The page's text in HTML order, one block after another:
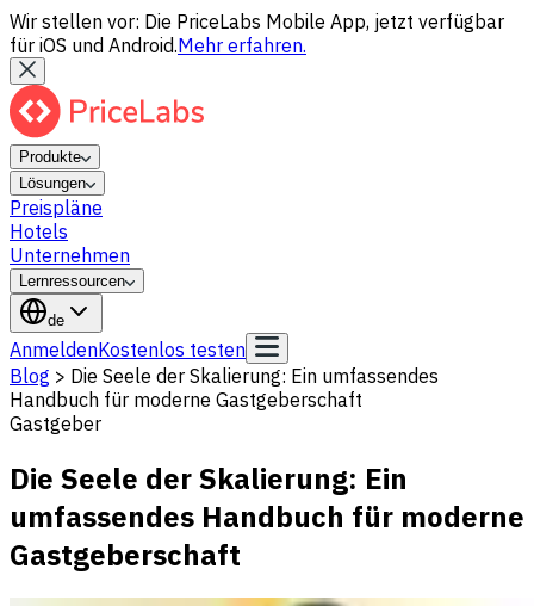
Wir stellen vor: Die PriceLabs Mobile App, jetzt verfügbar
für iOS und Android.Mehr erfahren.
Produkte
Lösungen
Preispläne
Hotels
Unternehmen
Lernressourcen
de
AnmeldenKostenlos testen
Blog > Die Seele der Skalierung: Ein umfassendes
Handbuch für moderne Gastgeberschaft
Gastgeber
Die Seele der Skalierung: Ein
umfassendes Handbuch für moderne
Gastgeberschaft